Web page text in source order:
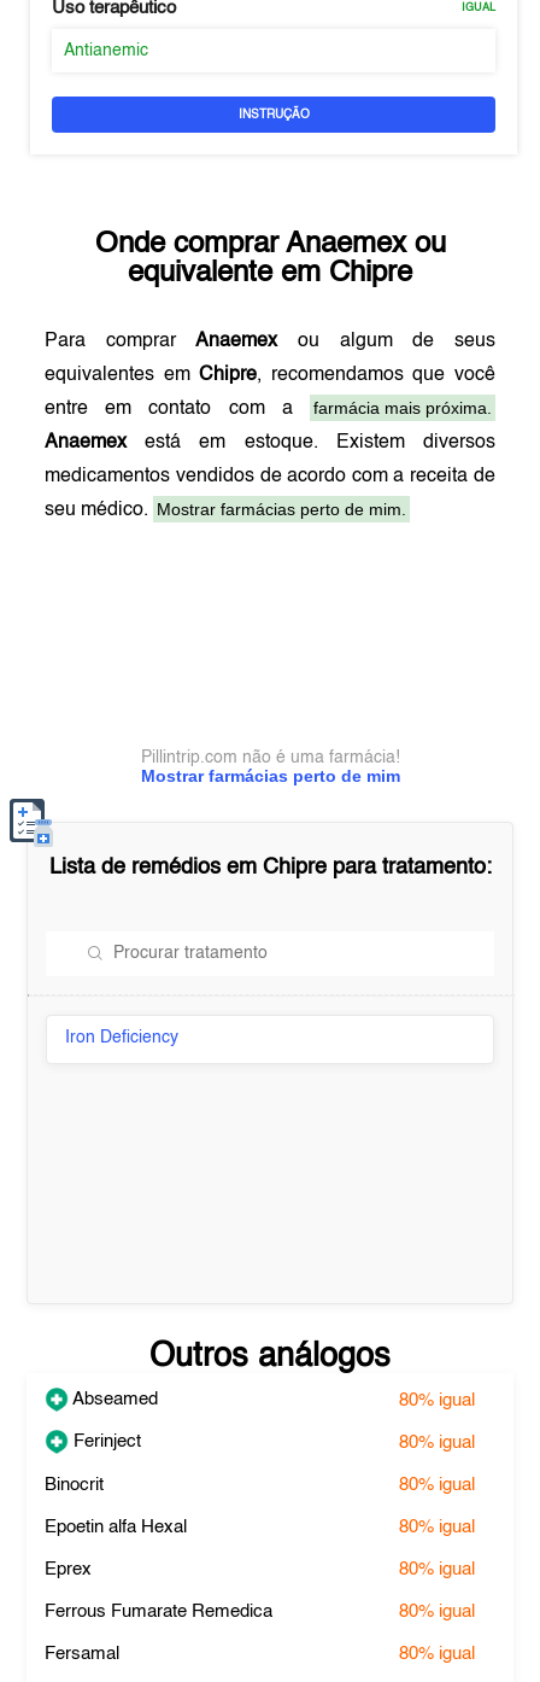
Uso terapêutico IGUAL
Antianemic
INSTRUÇÃO
Onde comprar Anaemexou
equivalente em Chipre
Para comprarAnaemexou algum de seus
equivalentes emChipre, recomendamos que você
entre em contato com a
farmácia mais próxima.
Anaemexestá em estoque. Existem diversos
medicamentos vendidos de acordo com a receita de
seu médico. Mostrar farmácias perto de mim.
Mostrar farmácias perto de mim
Pillintrip.com não é uma farmácia!
Lista de remédios em Chiprepara tratamento:
Iron Deficiency
Outros análogos
Abseamed 80% igual
Ferinject 80% igual
Binocrit 80% igual
Epoetin alfa Hexal 80% igual
Eprex 80% igual
Ferrous Fumarate Remedica 80% igual
Fersamal 80% igual